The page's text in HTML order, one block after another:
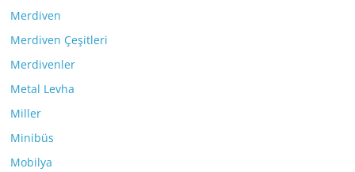
Merdiven
Merdiven Çeşitleri
Merdivenler
Metal Levha
Miller
Minibüs
Mobilya